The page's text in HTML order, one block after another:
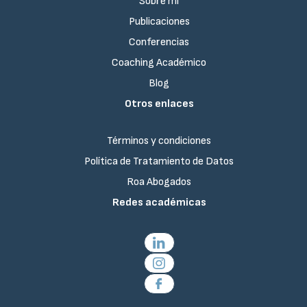
Publicaciones
Conferencias
Coaching Académico
Blog
Otros enlaces
Términos y condiciones
Política de Tratamiento de Datos
Roa Abogados
Redes académicas